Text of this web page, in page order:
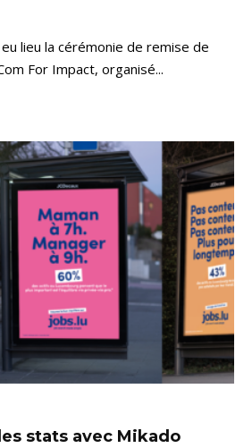
lieu la cérémonie de remise de
For Impact, organisé...
stats avec Mikado